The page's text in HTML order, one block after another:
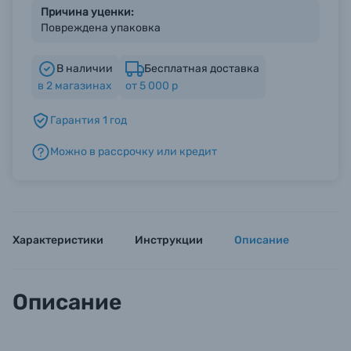
Уценённые товары
Причина уценки:
Повреждена упаковка
В наличии
в 2 магазинах
Бесплатная доставка
от 5 000 р
Гарантия 1 год
Можно в рассрочку или кредит
Характеристики Инструкции Описание
Описание